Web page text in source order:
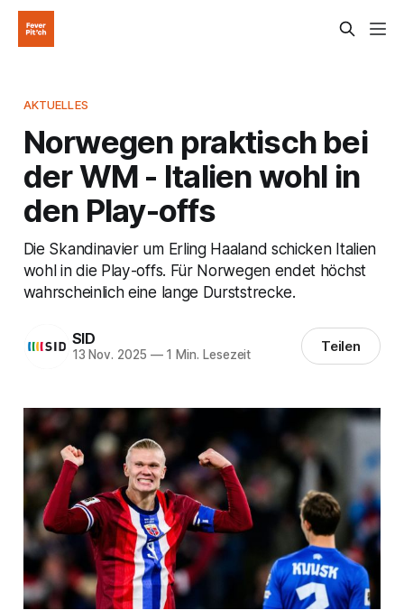
AKTUELLES
Norwegen praktisch bei
der WM - Italien wohl in
den Play-offs
Die Skandinavier um Erling Haaland schicken Italien
wohl in die Play-offs. Für Norwegen endet höchst
wahrscheinlich eine lange Durststrecke.
SID
13 Nov. 2025 —1 Min. Lesezeit Teilen